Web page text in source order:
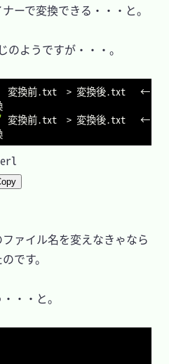
ーで変換できる・・・と。
ようですが・・・。
変換前
.txt > 変換後.txt   ←
変換前.txt > 変換後.txt   ←
LF から CRLF への変換
ァイル名を変えなきゃなら
です。
・・と。